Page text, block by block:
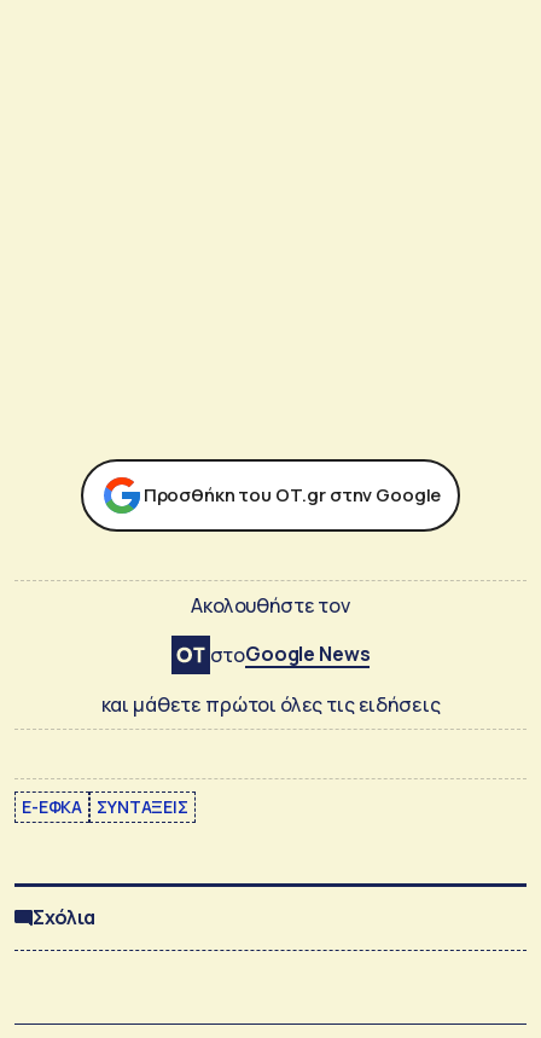
Προσθήκη του ΟΤ.gr στην Google
Ακολουθήστε τον
στοGoogle News
και μάθετε πρώτοι όλες τις ειδήσεις
E-ΕΦΚΑ ΣΥΝΤΑΞΕΙΣ
Σχόλια